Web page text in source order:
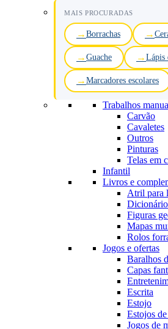
MAIS PROCURADAS
Borrachas
Guache Lápis
Marcadores escolares
Trabalhos
Carvão
Cavaletes
Outros
Pinturas
Telas em
Infantil
Livros e
Atril para
Figuras
Mapas
Rolos
Jogos e ofertas
Baralhos
Capas
Escrita
Estojo
Estojos
Jogos de